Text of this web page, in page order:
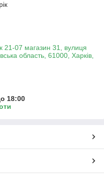
07 магазин 31, вулиця
область, 61000, Харків,
18:00